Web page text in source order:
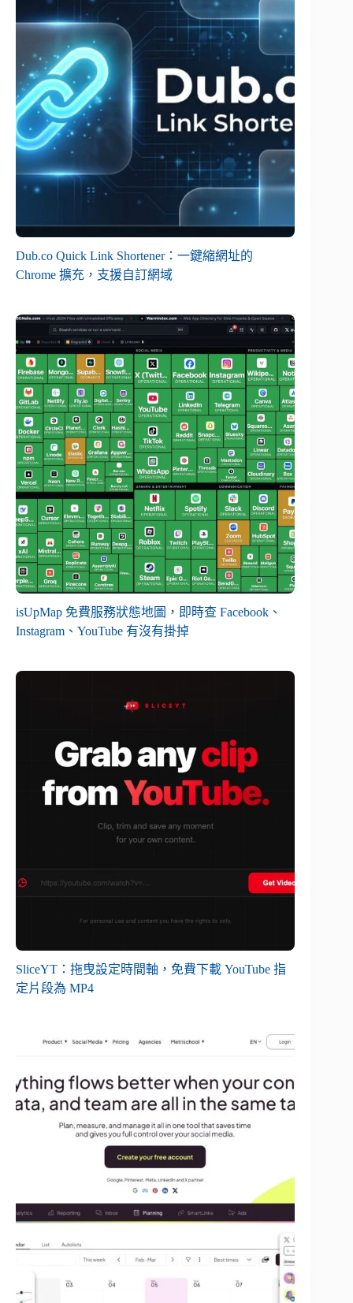
Dub.co Quick Link Shortener：一鍵縮網址的
Chrome 擴充，支援自訂網域
isUpMap 免費服務狀態地圖，即時查 Facebook、
Instagram、YouTube 有沒有掛掉
SliceYT：拖曳設定時間軸，免費下載 YouTube 指
定片段為 MP4